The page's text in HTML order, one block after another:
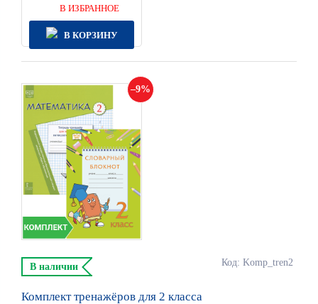
В ИЗБРАННОЕ
В КОРЗИНУ
9
Код: Komp_tren2
В наличии
Комплект тренажёров для 2 класса